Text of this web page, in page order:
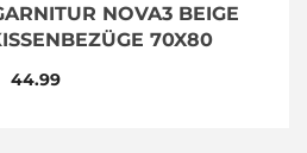
NOVA3 BEIGE
70X80
44.99